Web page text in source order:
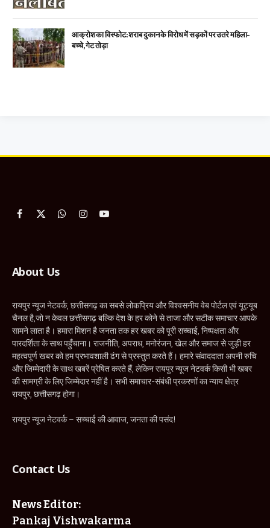
आक्रोश का विस्फोट: शराब दुकान के विरोध में सड़कों पर उतरे महिला-
बच्चे, गेट तोड़ा
Facebook
X
WhatsApp
InstagramYouTube
About Us
रायपुर न्यूज नेटवर्क, छत्तीसगढ़ का सबसे लोकप्रिय और विश्वसनीय वेब पोर्टल एवं यूट्यूब
चैनल है,जो न केवल छत्तीसगढ़ बल्कि देश के हर कोने से ताजा और सटीक समाचार आपके
सामने लाता है। हमारा मिशन है जनता तक हर खबर को पूरी सच्चाई, निष्पक्षता और
पारदर्शिता के साथ पहुँचाना। राजनीति, अपराध, मनोरंजन, खेल और समाज से जुड़ी हर
महत्वपूर्ण खबर को हम प्रभावशाली ढंग से प्रस्तुत करते हैं। हमारे संवाददाता अपनी रुचि
और जिम्मेदारी के साथ खबरें प्रेषित करते हैं, लेकिन रायपुर न्यूज नेटवर्क किसी भी खबर
की सामग्री के लिए जिम्मेदार नहीं है। सभी समाचार-संबंधी प्रकरणों का न्याय क्षेत्र
रायपुर, छत्तीसगढ़ होगा।
रायपुर न्यूज नेटवर्क – सच्चाई की आवाज, जनता की पसंद!
Contact Us
News Editor:
Pankaj Vishwakarma